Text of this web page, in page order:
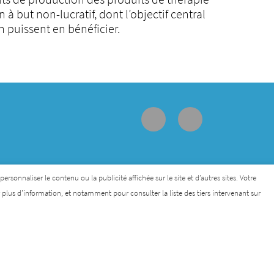
but non-lucratif, dont l’objectif central
puissent en bénéficier.
le contenu ou la publicité affichée sur le site et d’autres sites. Votre
d’information, et notamment pour consulter la liste des tiers intervenant sur